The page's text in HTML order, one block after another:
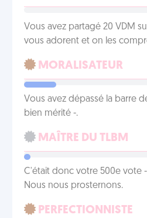
Vous avez partagé 20 VDM
vous adorent et on les
MORALISATEUR
Vous avez dépassé la barre
bien mérité -.
MAÎTRE DU TLBM
C'était donc votre 500e vote
Nous nous prosternons.
PERFECTIONNISTE